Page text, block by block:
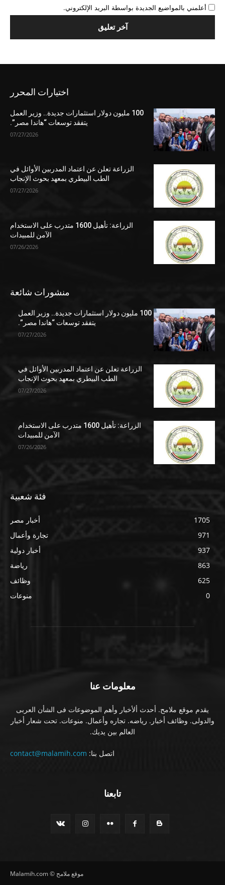
أعلمني بالمواضيع الجديدة بواسطة البريد الإلكتروني.
اختيارات المحرر
100 مليون دولار استثمارات جديدة.. وزير العمل
يتفقد توسعات “هاندا مصر”.
07/27/2026
الزراعة تعلن عن اعتماد المدربين الأوائل في
الطب البيطري بمعهد بحوث الإنجاب
07/27/2026
الزراعة: تأهيل 1600 متدرب على الاستخدام
الآمن للمبيدات
07/26/2026
منشورات شائعة
100 مليون دولار استثمارات جديدة.. وزير العمل
يتفقد توسعات “هاندا مصر”.
07/27/2026
الزراعة تعلن عن اعتماد المدربين الأوائل في
الطب البيطري بمعهد بحوث الإنجاب
07/27/2026
الزراعة: تأهيل 1600 متدرب على الاستخدام
الآمن للمبيدات
07/26/2026
فئة شعبية
أخبار مصر
1705
تجارة وأعمال
971
أخبار دولية
937
رياضة
863
وظائف
625
منوعات
0
معلومات عنا
يقدم موقع ملامح. أحدث ألأخبار وأهم الموضوعات فى الشأن العربى
والدولى. وظائف أخبار. رياضه. تجاره وأعمال. منوعات. تحت شعار أخبار
العالم بين يديك.
اتصل بنا: contact@malamih.com
تابعنا
موقع ملامح © Malamih.com